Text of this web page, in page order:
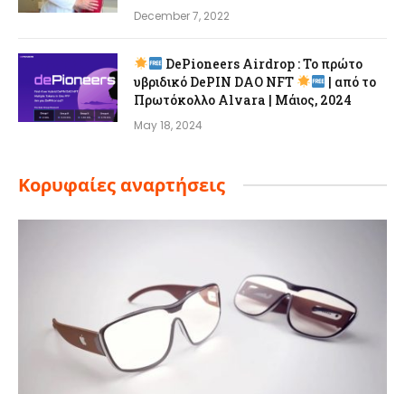
December 7, 2022
DePioneers Airdrop : Το πρώτο
υβριδικό DePIN DAO NFT
| από το
Πρωτόκολλο Alvara | Μάιος, 2024
May 18, 2024
Κορυφαίες αναρτήσεις